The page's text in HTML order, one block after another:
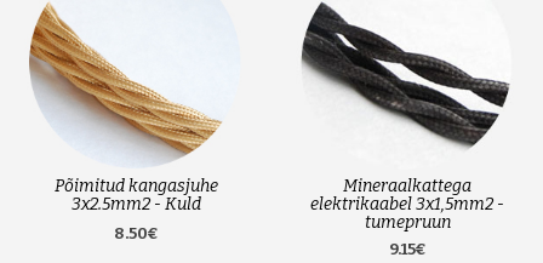
Põimitud kangasjuhe
3x2.5mm2 - Kuld
8.50€
Mineraalkattega
elektrikaabel 3x1,5mm2 -
tumepruun
9.15€